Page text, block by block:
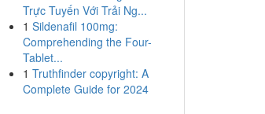
Trực Tuyến Với Trải Ng...
1 Sildenafil 100mg:
Comprehending the Four-
Tablet...
1 Truthfinder copyright: A
Complete Guide for 2024